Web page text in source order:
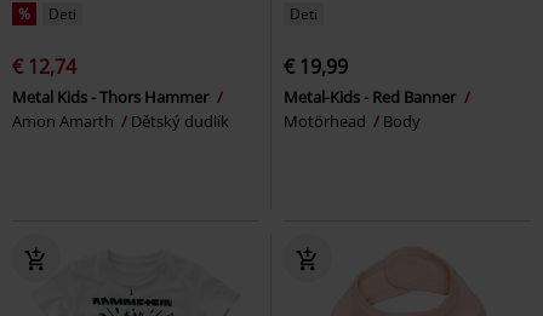
% Deti
€ 12,74
Metal Kids - Thors Hammer
Amon Amarth
Dětský dudlík
Deti
€ 19,99
Metal-Kids - Red Banner
Motörhead
Body